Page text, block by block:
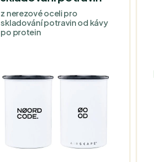
z nerezové oceli pro
skladování potravin od kávy
po protein